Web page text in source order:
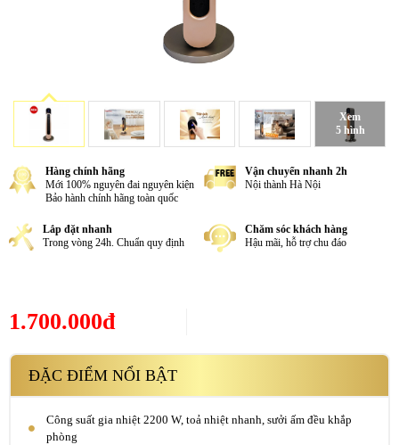
Xem
5 hình
Hàng chính hãng
Mới 100% nguyên đai nguyên kiện
Bảo hành chính hãng toàn quốc
Vận chuyển nhanh 2h
Nội thành Hà Nội
Lắp đặt nhanh
Trong vòng 24h. Chuẩn quy định
Chăm sóc khách hàng
Hậu mãi, hỗ trợ chu đáo
1.700.000đ
ĐẶC ĐIỂM NỔI BẬT
Công suất gia nhiệt 2200 W, toả nhiệt nhanh, sưởi ấm đều khắp
phòng